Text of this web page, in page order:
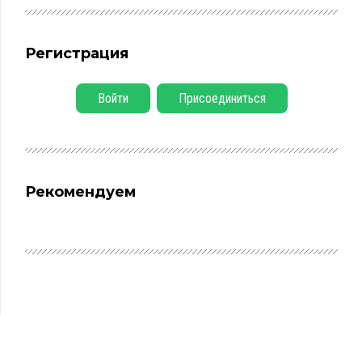
Регистрация
Войти Присоединиться
Рекомендуем